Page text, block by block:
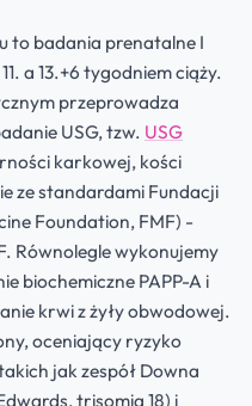
to badania prenatalne I
a 13.+6 tygodniem ciąży.
przeprowadza
USG, tzw. USG
karkowej, kości
ze standardami Fundacji
Foundation, FMF) -
Równolegle wykonujemy
biochemiczne PAPP-A i
krwi z żyły obwodowej.
oceniający ryzyko
jak zespół Downa
trisomia 18) i